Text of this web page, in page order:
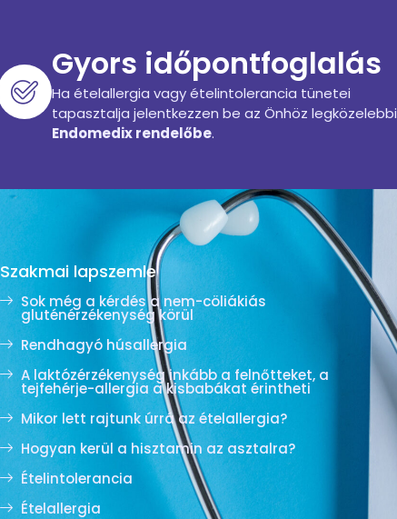
Gyors időpontfoglalás
Ha ételallergia vagy ételintolerancia tünetei
tapasztalja jelentkezzen be az Önhöz legközelebbi
Endomedix rendelőbe.
Szakmai lapszemle
Sok még a kérdés a nem-cöliákiás
gluténérzékenység körül
Rendhagyó húsallergia
A laktózérzékenység inkább a felnőtteket, a
tejfehérje-allergia a kisbabákat érintheti
Mikor lett rajtunk úrrá az ételallergia?
Hogyan kerül a hisztamin az asztalra?
Ételintolerancia
Ételallergia